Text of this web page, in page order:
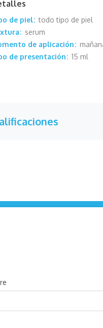
de piel
todo tipo de piel
serum
de aplicación
de presentación
15 ml